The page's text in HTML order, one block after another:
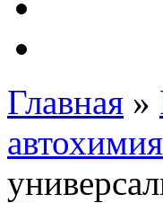
Главная »
автохимия